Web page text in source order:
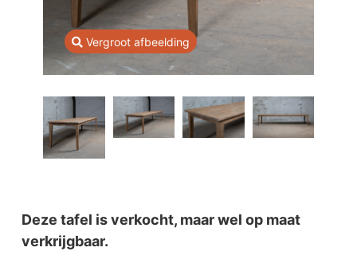
Vergroot afbeelding
Deze tafel is verkocht, maar wel op maat
verkrijgbaar.